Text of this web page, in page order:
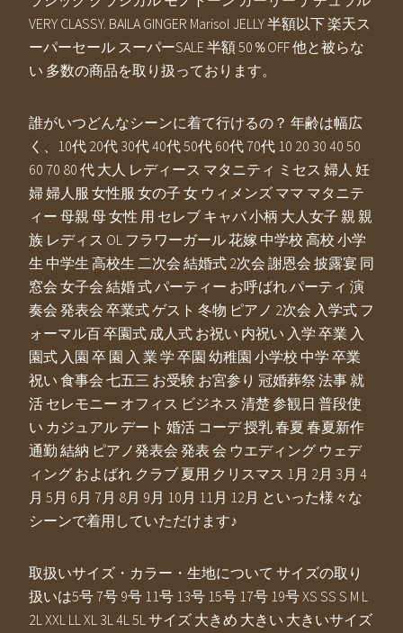
VERY CLASSY. BAILA GINGER Marisol JELLY 半額以下 楽天ス
ーパーセール スーパーSALE 半額 50％OFF 他と被らな
い 多数の商品を取り扱っております。
誰がいつどんなシーンに着て行けるの？ 年齢は幅広
く、10代 20代 30代 40代 50代 60代 70代 10 20 30 40 50
60 70 80 代 大人 レディース マタニティ ミセス 婦人 妊
婦 婦人服 女性服 女の子 女 ウィメンズ ママ マタニテ
ィー 母親 母 女性 用 セレブ キャバ 小柄 大人女子 親 親
族 レディス OL フラワーガール 花嫁 中学校 高校 小学
生 中学生 高校生 二次会 結婚式 2次会 謝恩会 披露宴 同
窓会 女子会 結婚 式 パーティー お呼ばれ パーティ 演
奏会 発表会 卒業式 ゲスト 冬物 ピアノ 2次会 入学式 フ
ォーマル百 卒園式 成人式 お祝い 内祝い 入学 卒業 入
園式 入園 卒 園 入 業 学 卒園 幼稚園 小学校 中学 卒業
祝い 食事会 七五三 お受験 お宮参り 冠婚葬祭 法事 就
活 セレモニー オフィス ビジネス 清楚 参観日 普段使
い カジュアル デート 婚活 コーデ 授乳 春夏 春夏新作
通勤 結納 ピアノ発表会 発表 会 ウエディング ウェデ
ィング およばれ クラブ 夏用 クリスマス 1月 2月 3月 4
月 5月 6月 7月 8月 9月 10月 11月 12月 といった様々な
シーンで着用していただけます♪
取扱いサイズ・カラー・生地について サイズの取り
扱いは5号 7号 9号 11号 13号 15号 17号 19号 XS SS S M L
2L XXL LL XL 3L 4L 5L サイズ 大きめ 大きい 大きいサイズ